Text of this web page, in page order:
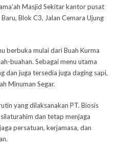
Masjid Sekitar kantor pusat
Blok C3, Jalan Cemara Ujung
berbuka mulai dari Buah Kurma
buahan. Sebagai menu utama
dan juga tersedia juga daging sapi,
Minuman Segar.
yang dilaksanakan PT. Biosis
dan tetap menjaga
persatuan, kerjamasa, dan